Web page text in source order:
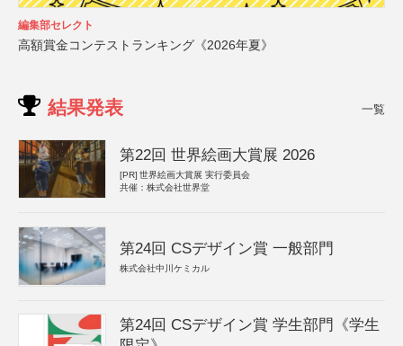
編集部セレクト
高額賞金コンテストランキング《2026年夏》
結果発表 一覧
第22回 世界絵画大賞展 2026
[PR] 世界絵画大賞展 実行委員会
共催：株式会社世界堂
第24回 CSデザイン賞 一般部門
株式会社中川ケミカル
第24回 CSデザイン賞 学生部門《学生